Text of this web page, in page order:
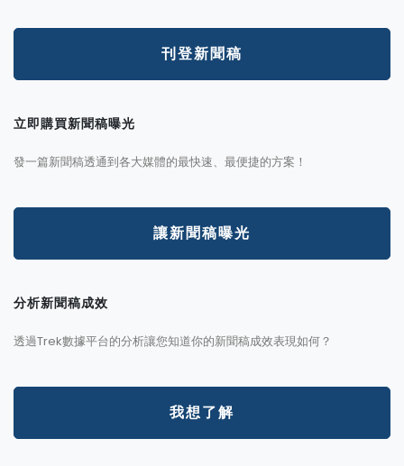
刊登新聞稿
立即購買新聞稿曝光
發一篇新聞稿透通到各大媒體的最快速、最便捷的方案！
讓新聞稿曝光
分析新聞稿成效
透過Trek數據平台的分析讓您知道你的新聞稿成效表現如何？
我想了解